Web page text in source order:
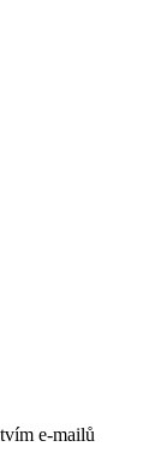
e-mailů